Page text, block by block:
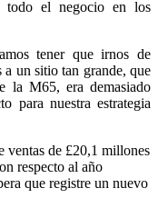
todo el negocio en los
tener que irnos de
un sitio tan grande, que
la M65, era demasiado
para nuestra estrategia
ventas de £20,1 millones
respecto al año
que registre un nuevo